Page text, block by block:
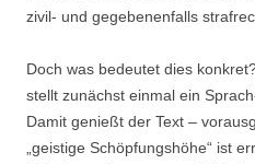
zivil- und gegebenenfalls
Doch was bedeutet dies
stellt zunächst einmal ein
Damit genießt der Text –
„geistige Schöpfungshöhe“ ist